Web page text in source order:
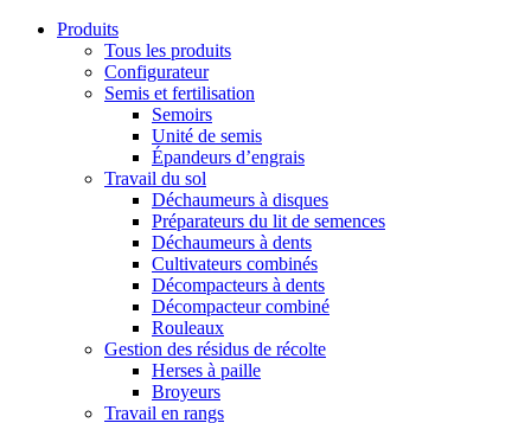
Produits
Tous les produits
Configurateur
Semis et fertilisation
Semoirs
Unité de semis
Épandeurs d’engrais
Travail du sol
Déchaumeurs à disques
Préparateurs du lit de semences
Déchaumeurs à dents
Cultivateurs combinés
Décompacteurs à dents
Décompacteur combiné
Rouleaux
Gestion des résidus de récolte
Herses à paille
Broyeurs
Travail en rangs